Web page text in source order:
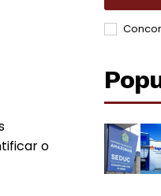
o